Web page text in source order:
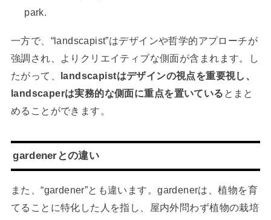
park.
一方で、“landscapist”はデザインや哲学的アプローチが
強調され、よりクリエイティブな側面が含まれます。し
たがって、 landscapistはデザインの視点を重要視し、
landscaperは実務的な側面に重点を置いている とまと
めることができます。
gardenerとの違い
また、“gardener”とも違います。gardenerは、植物を育
てることに特化した人を指し、屋内外問わず植物の栽培